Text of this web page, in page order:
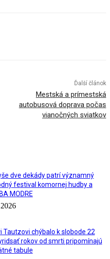
Ďalší článok
Mestská a prímestská
autobusová doprava počas
vianočných sviatkov
dve dekády patrí významný
festival komornej hudby a
MODRE
Tautzovi chýbalo k slobode 22
rokov od smrti pripomínajú
tabule